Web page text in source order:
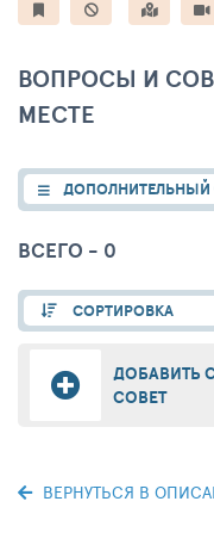
ВОПРОСЫ И
МЕСТЕ
ДОПОЛНИТЕЛЬНЫЙ
ВСЕГО - 0
СОРТИРОВКА
ДОБАВИТЬ
СОВЕТ
ВЕРНУТЬСЯ В